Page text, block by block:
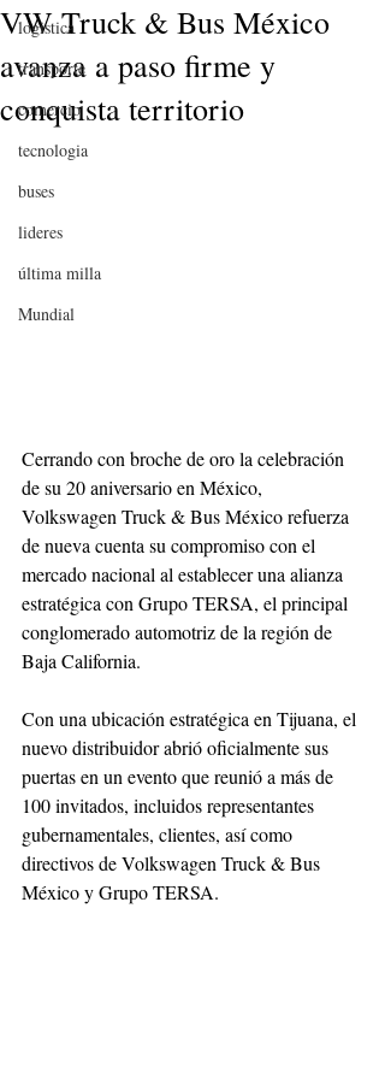
logistica
transporte
comercio
tecnologia
buses
lideres
última milla
Mundial
VW Truck & Bus México
avanza a paso firme y
conquista territorio
Cerrando con broche de oro la celebración
de su 20 aniversario en México,
Volkswagen Truck & Bus México refuerza
de nueva cuenta su compromiso con el
mercado nacional al establecer una alianza
estratégica con Grupo TERSA, el principal
conglomerado automotriz de la región de
Baja California.
Con una ubicación estratégica en Tijuana, el
nuevo distribuidor abrió oficialmente sus
puertas en un evento que reunió a más de
100 invitados, incluidos representantes
gubernamentales, clientes, así como
directivos de Volkswagen Truck & Bus
México y Grupo TERSA.